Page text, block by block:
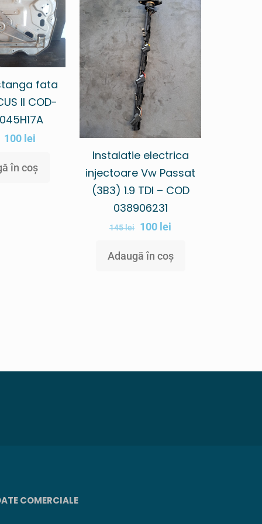
fata
II COD-
100 lei
în coș
Instalatie electrica
injectoare Vw Passat
(3B3) 1.9 TDI – COD
038906231
145lei 100 lei
Adaugă în coș
COMERCIALE